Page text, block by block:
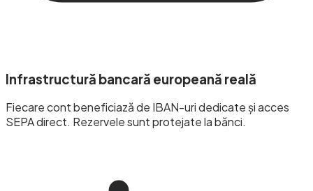
Infrastructură bancară europeană reală
Fiecare cont beneficiază de IBAN-uri dedicate și acces
SEPA direct. Rezervele sunt protejate la bănci.